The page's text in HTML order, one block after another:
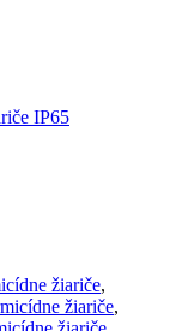
IP65
žiariče,
žiariče,